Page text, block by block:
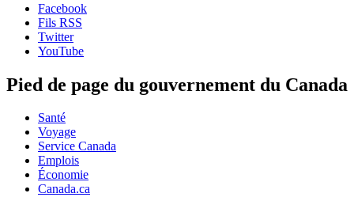
Facebook
Fils RSS
Twitter
YouTube
Pied de page du gouvernement du Canada
Santé
Voyage
Service Canada
Emplois
Économie
Canada.ca